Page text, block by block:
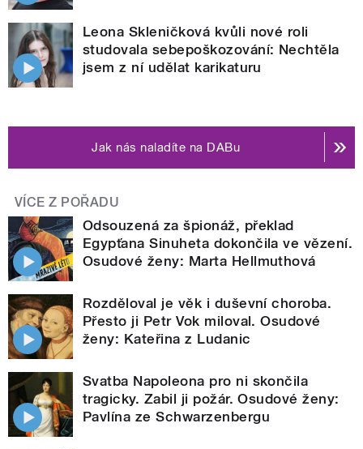
Leona Skleničková kvůli nové roli
studovala sebepoškozování: Nechtěla
jsem z ní udělat karikaturu
Jak nás naladíte na DABu
VÍCE Z POŘADU
Odsouzená za špionáž, překlad
Egypťana Sinuheta dokončila ve vězení.
Osudové ženy: Marta Hellmuthová
Rozděloval je věk i duševní choroba.
Přesto ji Petr Vok miloval. Osudové
ženy: Kateřina z Ludanic
Svatba Napoleona pro ni skončila
tragicky. Zabil ji požár. Osudové ženy:
Pavlína ze Schwarzenbergu